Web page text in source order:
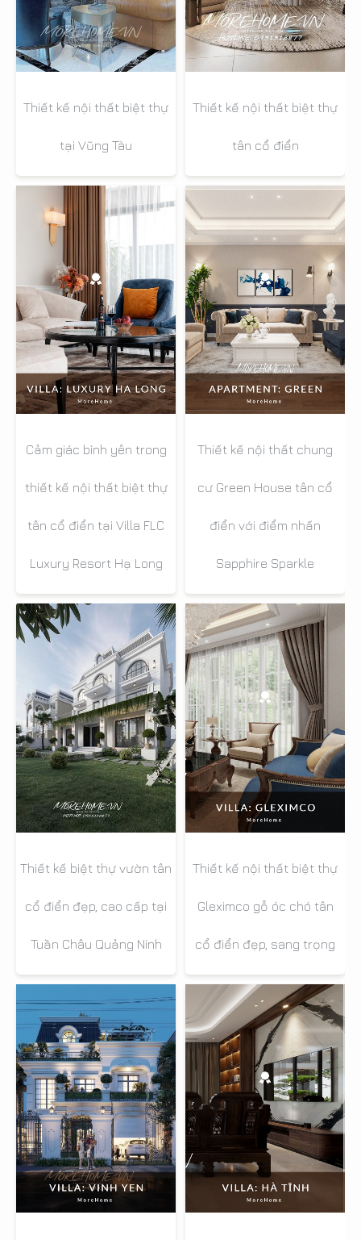
Thiết kế nội thất biệt thự
tại Vũng Tàu
Thiết kế nội thất biệt thự
tân cổ điển
Cảm giác bình yên trong
thiết kế nội thất biệt thự
tân cổ điển tại Villa FLC
Luxury Resort Hạ Long
Thiết kế nội thất chung
cư Green House tân cổ
điển với điểm nhấn
Sapphire Sparkle
Thiết kế biệt thự vườn tân
cổ điển đẹp, cao cấp tại
Tuần Châu Quảng Ninh
Thiết kế nội thất biệt thự
Gleximco gỗ óc chó tân
cổ điển đẹp, sang trọng